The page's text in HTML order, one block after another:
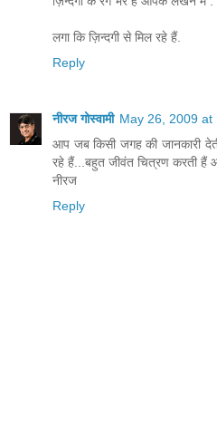
लगा कि ज़िन्दगी से मिल रहे हैं.
Reply
नीरज गोस्वामी May 26, 2009 at
आप जब किसी जगह की जानकारी
रहे हैं...बहुत जीवंत चित्रण करती हैं
नीरज
Reply